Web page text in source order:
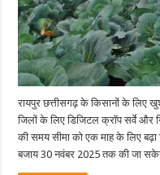
रायपुर छत्तीसगढ़ के किसानों के लिए
जिलों के लिए डिजिटल क्रॉप सर्वे और
की समय सीमा को एक माह के लिए
बजाय 30 नवंबर 2025 तक की जा